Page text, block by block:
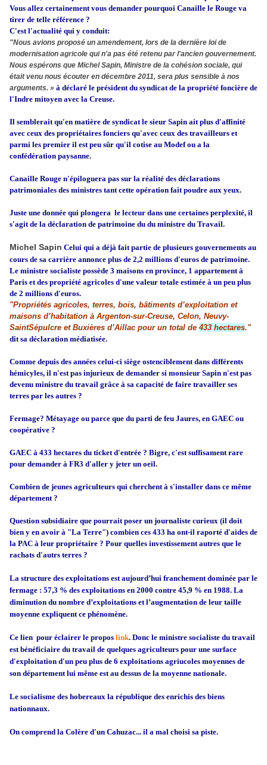
Vous allez certainement vous demander pourquoi Canaille le Rouge va
tirer de telle référence ?
C'est l'actualité qui y conduit:
"Nous avions proposé un amendement, lors de la dernière loi de
modernisation agricole qui n'a pas été retenu par l'ancien gouvernement.
Nous espérons que Michel Sapin, Ministre de la cohésion sociale, qui
était venu nous écouter en décembre 2011, sera plus sensible à nos
arguments. » à déclaré le président du syndicat de la propriété foncière de
l'Indre mitoyen avec la Creuse.
Il semblerait qu'en matière de syndicat le sieur Sapin ait plus d'affinité
avec ceux des propriétaires fonciers qu'avec ceux des travailleurs et
parmi les premier il est peu sûr qu'il cotise au Modef ou a la
confédération paysanne.
Canaille Rouge n'épiloguera pas sur la réalité des déclarations
patrimoniales des ministres tant cette opération fait poudre aux yeux.
Juste une donnée qui plongera le lecteur dans une certaines perplexité, il
s'agit de la déclaration de patrimoine du du ministre du Travail.
Michel Sapin Celui qui a déjà fait partie de plusieurs gouvernements au
cours de sa carrière annonce plus de 2,2 millions d'euros de patrimoine.
Le ministre socialiste possède 3 maisons en province, 1 appartement à
Paris et des propriété agricoles d'une valeur totale estimée à un peu plus
de 2 millions d'euros.
"Propriétés agricoles, terres, bois, bâtiments d’exploitation et
maisons d’habitation à Argenton-sur-Creuse, Celon, Neuvy-
SaintSépulcre et Buxières d’Aillac pour un total de 433 hectares."
dit sa déclaration médiatisée.
Comme depuis des années celui-ci siège ostenciblement dans différents
hémicyles, il n'est pas injurieux de demander si monsieur Sapin n'est pas
devenu ministre du travail grâce à sa capacité de faire travailler ses
terres par les autres ?
Fermage? Métayage ou parce que du parti de feu Jaures, en GAEC ou
coopérative ?
GAEC à 433 hectares du ticket d'entrée ? Bigre, c'est suffisament rare
pour demander à FR3 d'aller y jeter un oeil.
Combien de jeunes agriculteurs qui cherchent à s'installer dans ce même
département ?
Question subsidiaire que pourrait poser un journaliste curieux (il doit
bien y en avoir à "La Terre") combien ces 433 ha ont-il raporté d'aides de
la PAC à leur propriétaire ? Pour quelles investissement autres que le
rachats d'autrs terres ?
La structure des exploitations est aujourd’hui franchement dominée par le
fermage : 57,3 % des exploitations en 2000 contre 45,9 % en 1988. La
diminution du nombre d’exploitations et l’augmentation de leur taille
moyenne expliquent ce phénomène.
Ce lien pour éclairer le propos link. Donc le ministre socialiste du travail
est bénéficiaire du travail de quelques agriculteurs pour une surface
d'exploitation d'un peu plus de 6 exploitations agriucoles moyennes de
son département lui même est au dessus de la moyenne nationale.
Le socialisme des hobereaux la république des enrichis des biens
nationnaux.
On comprend la Colère d'un Cahuzac... il a mal choisi sa piste.